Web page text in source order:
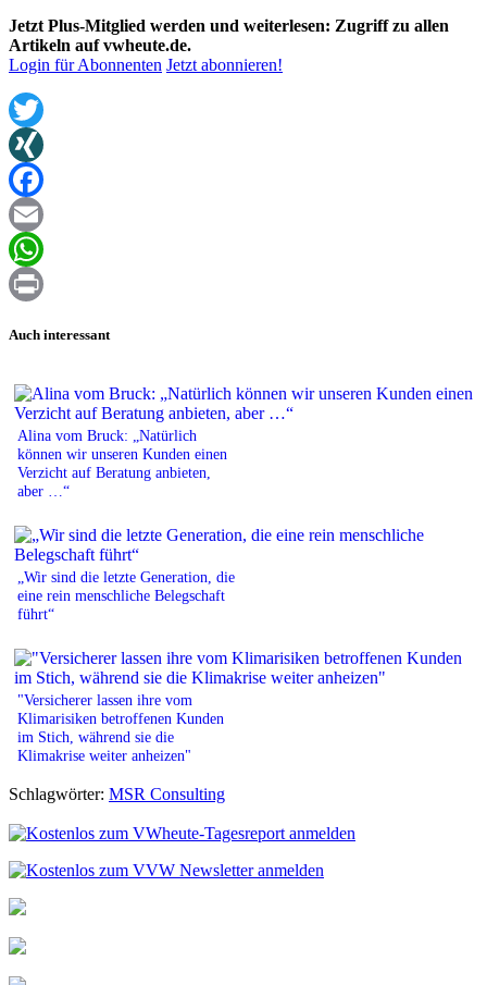
Jetzt Plus-Mitglied werden und weiterlesen: Zugriff zu allen
Artikeln auf vwheute.de.
Login für Abonnenten Jetzt abonnieren!
Twitter
XING
Facebook
Email
WhatsApp
Auch interessant
Alina vom Bruck: „Natürlich
können wir unseren Kunden einen
Verzicht auf Beratung anbieten,
aber …“
„Wir sind die letzte Generation, die
eine rein menschliche Belegschaft
führt“
"Versicherer lassen ihre vom
Klimarisiken betroffenen Kunden
im Stich, während sie die
Klimakrise weiter anheizen"
Schlagwörter: MSR Consulting